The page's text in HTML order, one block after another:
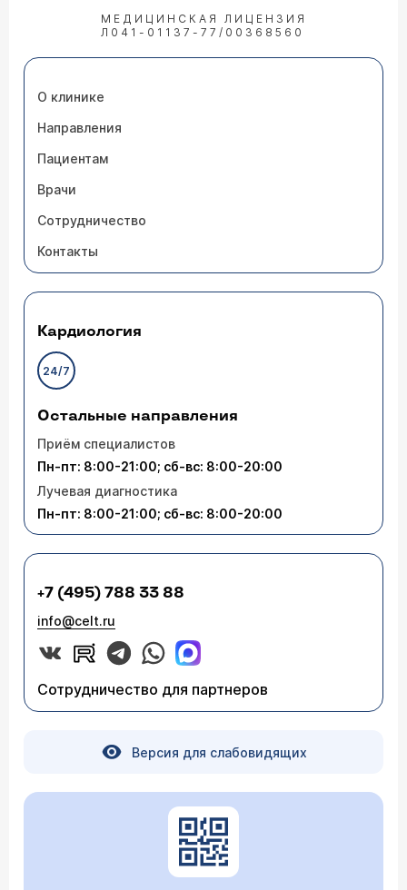
МЕДИЦИНСКАЯ ЛИЦЕНЗИЯ
Л041-01137-77/00368560
О клинике
Направления
Пациентам
Врачи
Сотрудничество
Контакты
Кардиология
24/7
Остальные направления
Приём специалистов
Пн-пт: 8:00-21:00; сб-вс: 8:00-20:00
Лучевая диагностика
Пн-пт: 8:00-21:00; сб-вс: 8:00-20:00
+7 (495) 788 33 88
info@celt.ru
Сотрудничество для партнеров
Версия для слабовидящих